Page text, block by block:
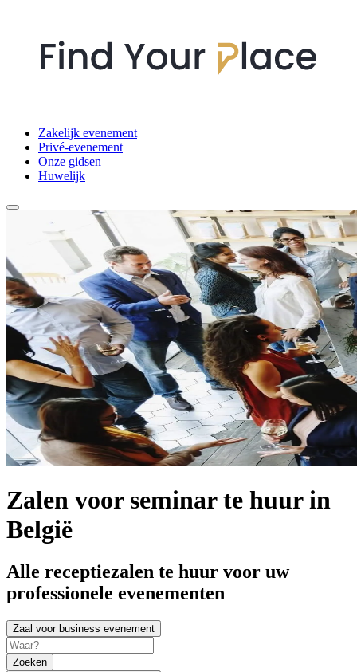
Zakelijk evenement
Privé-evenement
Onze gidsen
Huwelijk
Zalen voor seminar te huur in
België
Alle receptiezalen te huur voor uw
professionele evenementen
Zaal voor business evenement
Zoeken